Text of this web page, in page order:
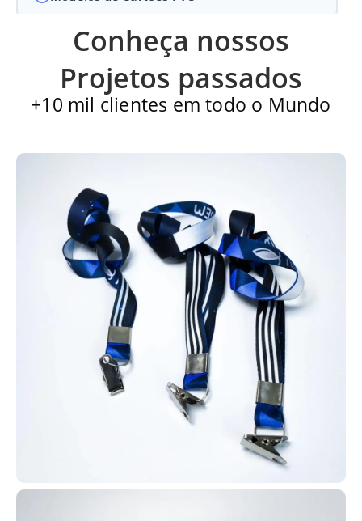
Carteirinha de Igreja
Cartão PVC
Impressão de qualidade superior e alto padrão
Sem quantidade mínima obrigatória - faça seu pedido
como quiser
Design sem custo em pedidos a partir de 10 unidades
Solicite sua amostra física agora!
Refabricação Garantida em caso de erro. (**)
Fabricante de Cartões PVC em Benevides | Sem
Burocracia | Saiba Maiscom varios tipos!
Se você está buscando fabricação
Conheça nossos
Projetos passados
+10 mil clientes em todo o Mundo